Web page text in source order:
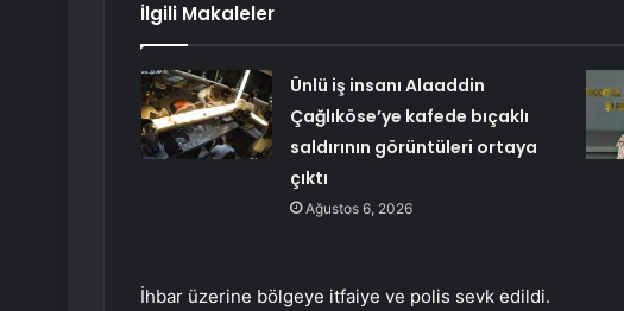
İlgili Makaleler
Ünlü iş insanı Alaaddin
Çağlıköse’ye kafede bıçaklı
saldırının görüntüleri ortaya
çıktı
Ağustos 6, 2026
İhbar üzerine bölgeye itfaiye ve polis sevk edildi.